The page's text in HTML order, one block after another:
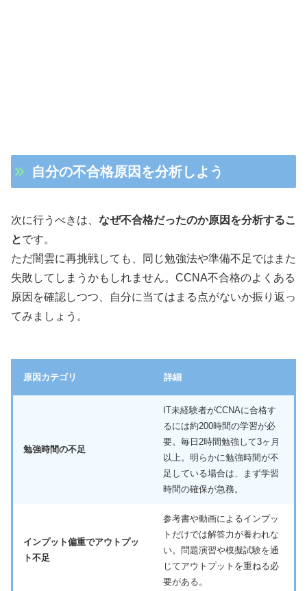
自分の不合格原因を分析しよう
次に行うべきは、 なぜ不合格だったのか原因を分析するこ
とです。
ただ闇雲に再挑戦しても、同じ勉強法や準備不足ではまた
失敗してしまうかもしれません。CCNA不合格のよくある
原因を確認しつつ、自分に当てはまる点がないか振り返っ
てみましょう。
原因カテゴリ 詳細
勉強時間の不足
IT未経験者がCCNAに合格す
るには約200時間の学習が必
要。毎日2時間勉強して3ヶ月
以上。明らかに勉強時間が不
足している場合は、まず学習
時間の確保が急務。
インプット偏重でアウトプッ
ト不足
参考書や動画によるインプッ
トだけでは解答力が養われな
い。問題演習や模擬試験を通
じてアウトプットを重ねる必
要がある。